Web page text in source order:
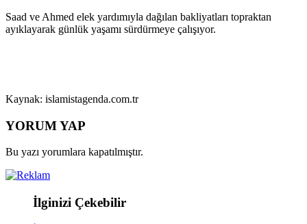
Saad ve Ahmed elek yardımıyla dağılan bakliyatları topraktan
ayıklayarak günlük yaşamı sürdürmeye çalışıyor.
Kaynak: islamistagenda.com.tr
YORUM YAP
Bu yazı yorumlara kapatılmıştır.
İlginizi Çekebilir